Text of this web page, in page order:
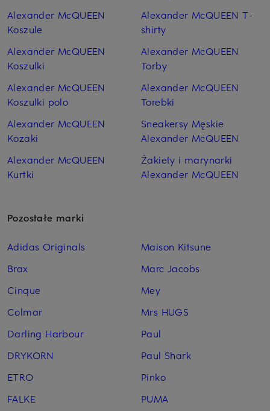
Alexander McQUEEN
Koszule
Alexander McQUEEN
Koszulki
Alexander McQUEEN
Koszulki polo
Alexander McQUEEN
Kozaki
Alexander McQUEEN
Kurtki
Alexander McQUEEN T-
shirty
Alexander McQUEEN
Torby
Alexander McQUEEN
Torebki
Sneakersy Męskie
Alexander McQUEEN
Żakiety i marynarki
Alexander McQUEEN
Pozostałe marki
Adidas Originals
Brax
Cinque
Colmar
Darling Harbour
DRYKORN
ETRO
FALKE
Maison Kitsune
Marc Jacobs
Mey
Mrs HUGS
Paul
Paul Shark
Pinko
PUMA